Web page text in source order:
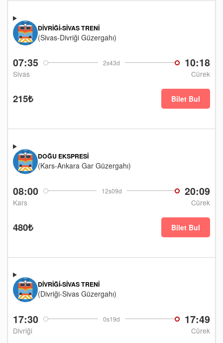
07:35 2s43d 10:18
Sivas Cürek
DIVRIĞI-SIVAS TRENI
(Sivas-Divriği Güzergahı)
215₺ Bilet Bul
08:00 12s09d 20:09
Kars Cürek
DOĞU EKSPRESI
(Kars-Ankara Gar Güzergahı)
480₺ Bilet Bul
17:30 0s19d 17:49
Divriği Cürek
DIVRIĞI-SIVAS TRENI
(Divriği-Sivas Güzergahı)